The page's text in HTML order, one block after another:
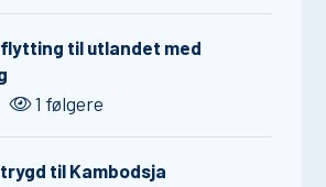
til utlandet med
1 følgere
til Kambodsja